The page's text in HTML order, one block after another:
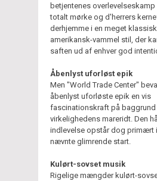
betjentenes
totalt mørke og d'herrers
derhjemme i en meget klassisk
amerikansk-vammel stil, der
saften ud af enhver god
Åbenlyst uforløst epik
Men "World Trade Center"
åbenlyst uforløste epik en vis
fascinationskraft på
virkelighedens mareridt. Den
indlevelse opstår dog primært
nævnte glimrende start.
Kulørt-sovset musik
Rigelige mængder kulørt-